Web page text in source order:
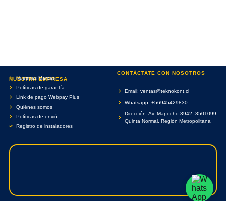
NUESTRA EMPRESA
Nuestras Marcas
Políticas de garantía
Link de pago Webpay Plus
Quiénes somos
Políticas de envió
Registro de instaladores
CONTÁCTATE CON NOSOTROS
Email: ventas@teknokont.cl
Whatsapp: +56945429830
Dirección: Av. Mapocho 3942, 8501099
Quinta Normal, Región Metropolitana